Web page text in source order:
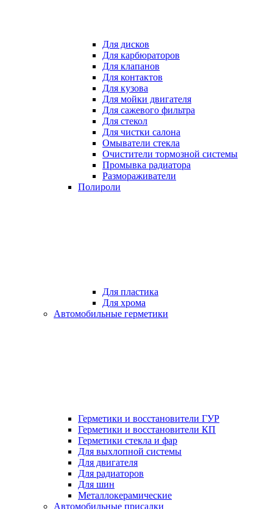
Для дисков
Для карбюраторов
Для клапанов
Для контактов
Для кузова
Для мойки двигателя
Для сажевого фильтра
Для стекол
Для чистки салона
Омыватели стекла
Очистители тормозной системы
Промывка радиатора
Размораживатели
Полироли
Для пластика
Для хрома
Автомобильные герметики
Герметики и восстановители ГУР
Герметики и восстановители КП
Герметики стекла и фар
Для выхлопной системы
Для двигателя
Для радиаторов
Для шин
Металлокерамические
Автомобильные присадки